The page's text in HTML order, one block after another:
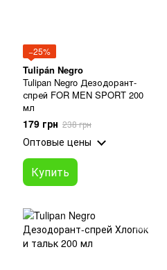
−25%
Tulipán Negro
Tulipan Negro Дезодорант-
спрей FOR MEN SPORT 200
мл
179 грн 238 грн
Оптовые цены
Купить